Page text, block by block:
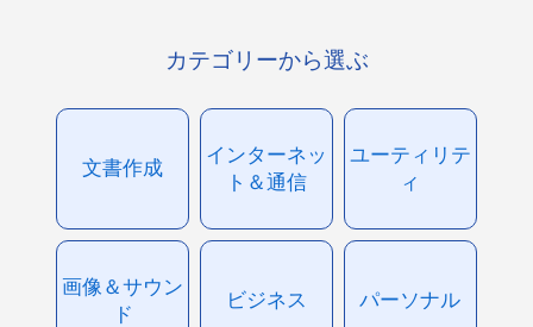
カテゴリーから選ぶ
文書作成
インターネッ
ト＆通信
ユーティリテ
ィ
画像＆サウン
ド
ビジネス パーソナル